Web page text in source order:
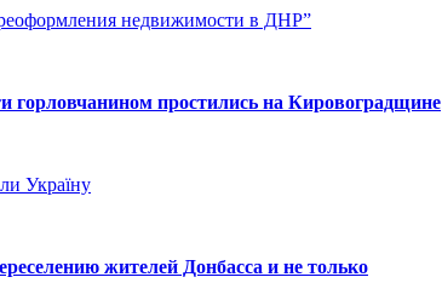
недвижимости в ДНР”
горловчанином простились на Кировоградщине
Україну
жителей Донбасса и не только